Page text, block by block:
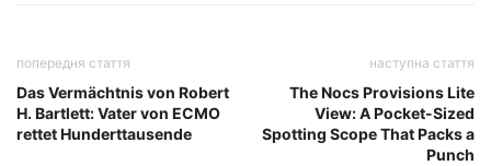
попередня стаття
Das Vermächtnis von Robert
H. Bartlett: Vater von ECMO
rettet Hunderttausende
наступна стаття
The Nocs Provisions Lite
View: A Pocket-Sized
Spotting Scope That Packs a
Punch